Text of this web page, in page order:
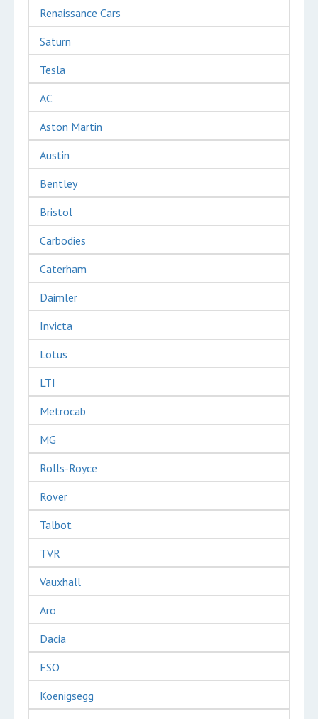
Renaissance Cars
Saturn
Tesla
AC
Aston Martin
Austin
Bentley
Bristol
Carbodies
Caterham
Daimler
Invicta
Lotus
LTI
Metrocab
MG
Rolls-Royce
Rover
Talbot
TVR
Vauxhall
Aro
Dacia
FSO
Koenigsegg